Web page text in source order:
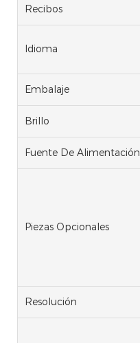
Recibos
Idioma
Embalaje
Brillo
Fuente De Alimentación
Piezas Opcionales
Resolución